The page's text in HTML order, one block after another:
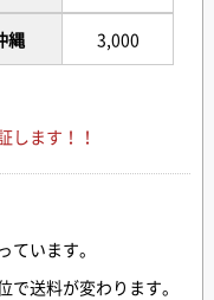
縄 3,000
します！！
います。
送料が変わります。